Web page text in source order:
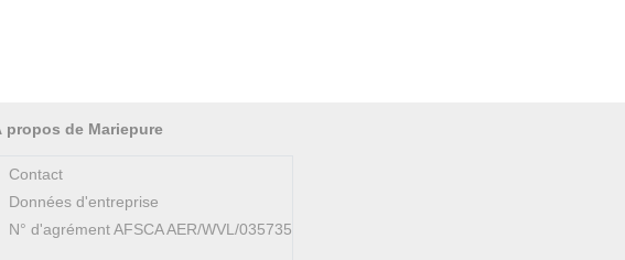
propos de Mariepure
Contact
Données d'entreprise
N° d'agrément AFSCA AER/WVL/035735